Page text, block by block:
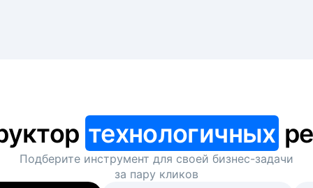
технологичных
Подберите инструмент для своей бизнес-задачи
за пару кликов